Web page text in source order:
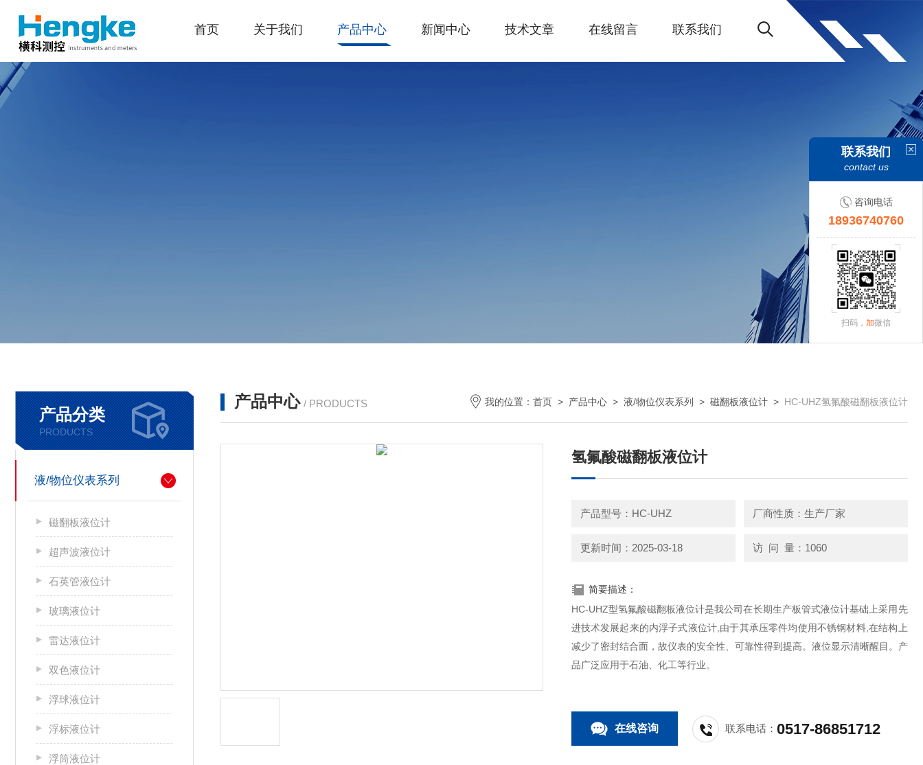
首页 关于我们 产品中心 新闻中心 技术文章 在线留言 联系我们
产品分类
PRODUCTS
液/物位仪表系列
磁翻板液位计
超声波液位计
石英管液位计
玻璃液位计
雷达液位计
双色液位计
浮球液位计
浮标液位计
浮筒液位计
产品中心 / PRODUCTS 我的位置： 首页 > 产品中心 > 液/物位仪表系列 > 磁翻板液位计 > HC-UHZ氢氟酸磁翻板液位计
氢氟酸磁翻板液位计
产品型号：HC-UHZ 厂商性质：生产厂家
更新时间：2025-03-18 访 问 量：1060
简要描述：
HC-UHZ型氢氟酸磁翻板液位计是我公司在长期生产板管式液位计基础上采用先
进技术发展起来的内浮子式液位计,由于其承压零件均使用不锈钢材料,在结构上
减少了密封结合面，故仪表的安全性、可靠性得到提高。液位显示清晰醒目。产
品广泛应用于石油、化工等行业。
在线咨询 联系电话：0517-86851712
联系我们
contact us
咨询电话
18936740760
扫码， 加微信